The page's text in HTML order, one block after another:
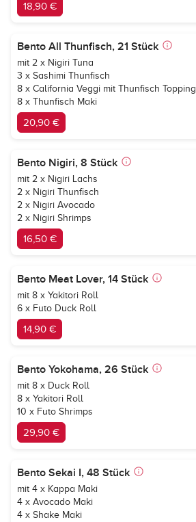
18,90 €
Bento All Thunfisch, 21 Stück
mit 2 x Nigiri Tuna
3 x Sashimi Thunfisch
8 x California Veggi mit Thunfisch Topping
8 x Thunfisch Maki
20,90 €
Bento Nigiri, 8 Stück
mit 2 x Nigiri Lachs
2 x Nigiri Thunfisch
2 x Nigiri Avocado
2 x Nigiri Shrimps
16,50 €
Bento Meat Lover, 14 Stück
mit 8 x Yakitori Roll
6 x Futo Duck Roll
14,90 €
Bento Yokohama, 26 Stück
mit 8 x Duck Roll
8 x Yakitori Roll
10 x Futo Shrimps
29,90 €
Bento Sekai I, 48 Stück
mit 4 x Kappa Maki
4 x Avocado Maki
4 x Shake Maki